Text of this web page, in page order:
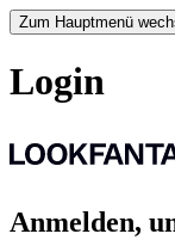
Zum Hauptmenü
Login
Anmelden,